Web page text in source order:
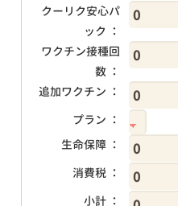
クーリク安心パ
ック ：
ワクチン接種回
数 ：
追加ワクチン ：
プラン ：
生命保障 ：
消費税 ：
小計 ：